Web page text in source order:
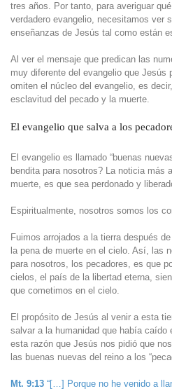
tres años. Por tanto, para averiguar
verdadero evangelio, necesitamos ver
enseñanzas de Jesús tal como están
Al ver el mensaje que predican las
muy diferente del evangelio que Jesús
omiten el núcleo del evangelio, es
esclavitud del pecado y la muerte.
El evangelio que salva a los
El evangelio es llamado “buenas
bendita para nosotros? La noticia más
muerte, es que sea perdonado y
Espiritualmente, nosotros somos los
Fuimos arrojados a la tierra después
la pena de muerte en el cielo. Así, las
para nosotros, los pecadores, es que
cielos, el país de la libertad eterna,
que cometimos en el cielo.
El propósito de Jesús al venir a esta
salvar a la humanidad que había
esta razón que Jesús nos pidió que
las buenas nuevas del reino a los
Mt. 9:13 “[…] Porque no he venido a